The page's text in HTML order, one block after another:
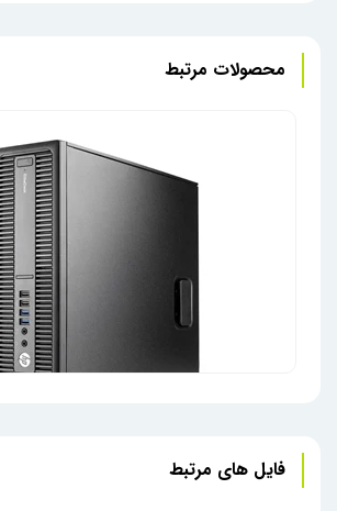
محصولات مرتبط
فایل های مرتبط